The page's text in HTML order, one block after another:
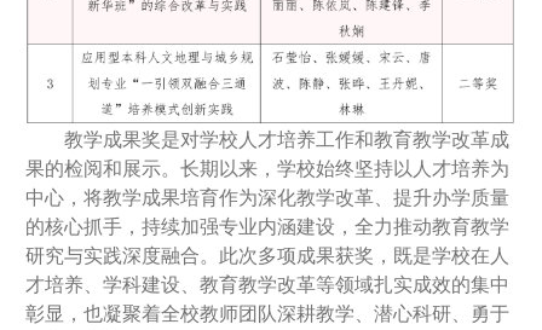
教学成果奖是对学校人才培养工作和教育教学改革成
果的检阅和展示。长期以来，学校始终坚持以人才培养为
中心，将教学成果培育作为深化教学改革、提升办学质量
的核心抓手，持续加强专业内涵建设，全力推动教育教学
研究与实践深度融合。此次多项成果获奖，既是学校在人
才培养、学科建设、教育教学改革等领域扎实成效的集中
彰显，也凝聚着全校教师团队深耕教学、潜心科研、勇于